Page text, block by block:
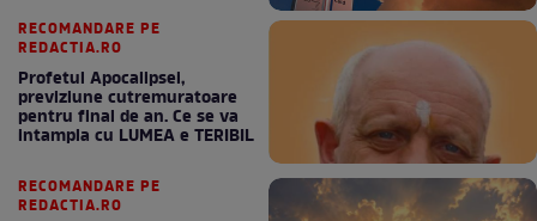
RECOMANDARE PE
REDACTIA.RO
Profetul Apocalipsei,
previziune cutremuratoare
pentru final de an. Ce se va
intampla cu LUMEA e TERIBIL
RECOMANDARE PE
REDACTIA.RO